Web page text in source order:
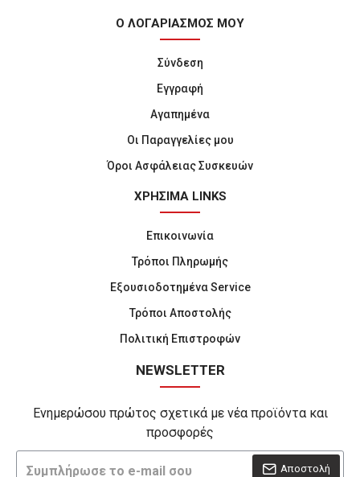
Ο ΛΟΓΑΡΙΑΣΜΟΣ ΜΟΥ
Σύνδεση
Εγγραφή
Αγαπημένα
Οι Παραγγελίες μου
Όροι Ασφάλειας Συσκευών
ΧΡΗΣΙΜΑ LINKS
Επικοινωνία
Τρόποι Πληρωμής
Εξουσιοδοτημένα Service
Τρόποι Αποστολής
Πολιτική Επιστροφών
NEWSLETTER
Ενημερώσου πρώτος σχετικά με νέα προϊόντα και
προσφορές
Αποστολή